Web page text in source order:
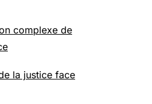
complexe de
la justice face